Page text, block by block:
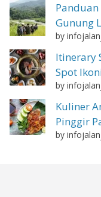
Gunung
by
Itinerary
Spot
by
Kuliner
Pinggir
by